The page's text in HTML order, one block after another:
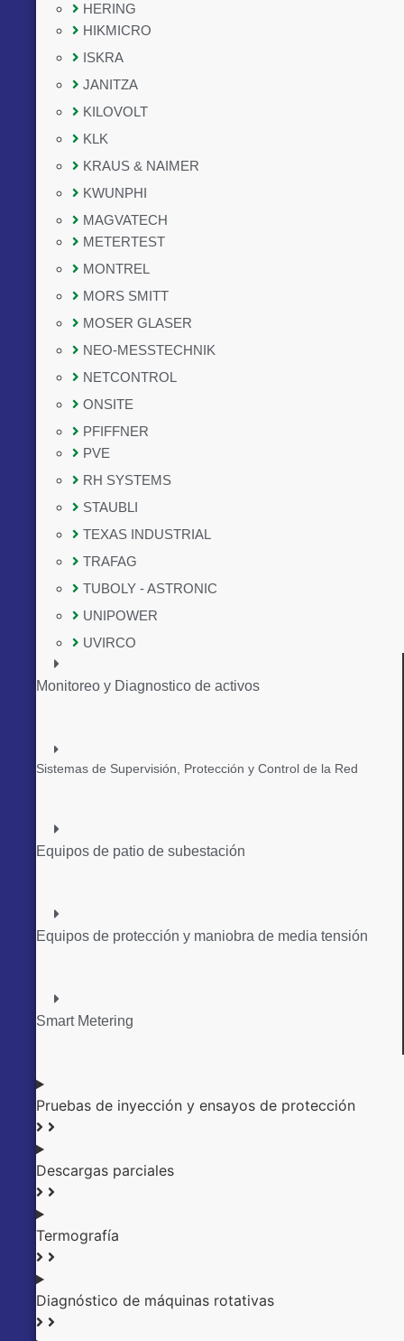
HERING
HIKMICRO
ISKRA
JANITZA
KILOVOLT
KLK
KRAUS & NAIMER
KWUNPHI
MAGVATECH
METERTEST
MONTREL
MORS SMITT
MOSER GLASER
NEO-MESSTECHNIK
NETCONTROL
ONSITE
PFIFFNER
PVE
RH SYSTEMS
STAUBLI
TEXAS INDUSTRIAL
TRAFAG
TUBOLY - ASTRONIC
UNIPOWER
UVIRCO
Monitoreo y Diagnostico de activos
Sistemas de Supervisión, Protección y Control de la Red
Equipos de patio de subestación
Equipos de protección y maniobra de media tensión
Smart Metering
Pruebas de inyección y ensayos de protección
Descargas parciales
Termografía
Diagnóstico de máquinas rotativas